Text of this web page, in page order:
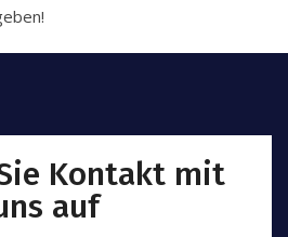
Kontakt mit
auf